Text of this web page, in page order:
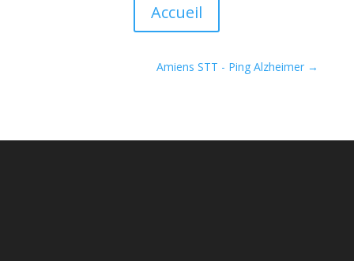
Accueil
Amiens STT - Ping Alzheimer →